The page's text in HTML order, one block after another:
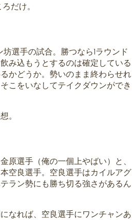
だけ。
坊選手の試合。勝つなら1ラウンド
み込もうとするのは確定している
かどうか。勢いのまま終わらせれ
こをいなしてテイクダウンができ
。
原選手（俺の一個上やばい）と、
空良選手。空良選手はカイルアグ
ラン勢にも勝ち切る強さがあるん
なれば、空良選手にワンチャンあ